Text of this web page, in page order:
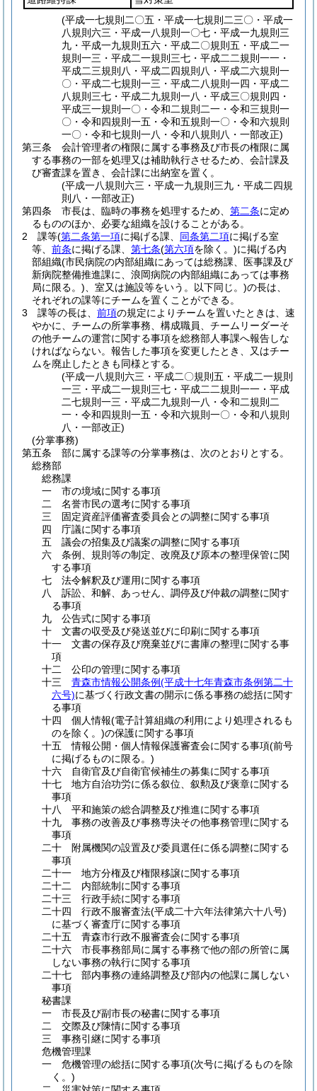
(平成一七規則二〇五・平成一七規則二三〇・平成一
八規則六三・平成一八規則一〇七・平成一九規則三
九・平成一九規則五六・平成二〇規則五・平成二一
規則一三・平成二一規則三七・平成二二規則一一・
平成二三規則八・平成二四規則八・平成二六規則一
〇・平成二七規則一三・平成二八規則一四・平成二
八規則三七・平成二九規則一八・平成三〇規則四・
平成三一規則一〇・令和二規則二一・令和三規則一
〇・令和四規則一五・令和五規則一〇・令和六規則
一〇・令和七規則一八・令和八規則八・一部改正)
第三条
会計管理者の権限に属する事務及び市長の権限に属
する事務の一部を処理又は補助執行させるため、会計課及
び審査課を置き、会計課に出納室を置く。
(平成一八規則六三・平成一九規則三九・平成二四規
則八・一部改正)
第四条
市長は、臨時の事務を処理するため、 第二条に定め
るもののほか、必要な組織を設けることがある。
2
課等(第二条第一項に掲げる課、 同条第二項に掲げる室
等、 前条に掲げる課、 第七条(第六項を除く。)に掲げる内
部組織(市民病院の内部組織にあっては総務課、医事課及び
新病院整備推進課に、浪岡病院の内部組織にあっては事務
局に限る。) 、室又は施設等をいう。以下同じ。)の長は、
それぞれの課等にチームを置くことができる。
3
課等の長は、 前項の規定によりチームを置いたときは、速
やかに、チームの所掌事務、構成職員、チームリーダーそ
の他チームの運営に関する事項を総務部人事課へ報告しな
ければならない。 報告した事項を変更したとき、又はチー
ムを廃止したときも同様とする。
(平成一八規則六三・平成二〇規則五・平成二一規則
一三・平成二一規則三七・平成二二規則一一・平成
二七規則一三・平成二九規則一八・令和二規則二
一・令和四規則一五・令和六規則一〇・令和八規則
八・一部改正)
(分掌事務)
第五条
部に属する課等の分掌事務は、次のとおりとする。
総務部
総務課
一 市の境域に関する事項
二 名誉市民の選考に関する事項
三 固定資産評価審査委員会との調整に関する事項
四 庁議に関する事項
五 議会の招集及び議案の調整に関する事項
六 条例、規則等の制定、改廃及び原本の整理保管に関
する事項
七 法令解釈及び運用に関する事項
八 訴訟、和解、あっせん、調停及び仲裁の調整に関す
る事項
九 公告式に関する事項
十 文書の収受及び発送並びに印刷に関する事項
十一 文書の保存及び廃棄並びに書庫の整理に関する事
項
十二 公印の管理に関する事項
十三 青森市情報公開条例(平成十七年青森市条例第二十
六号)に基づく行政文書の開示に係る事務の総括に関す
る事項
十四 個人情報(電子計算組織の利用により処理されるも
のを除く。)の保護に関する事項
十五 情報公開・個人情報保護審査会に関する事項(前号
に掲げるものに限る。)
十六 自衛官及び自衛官候補生の募集に関する事項
十七 地方自治功労に係る叙位、叙勲及び褒章に関する
事項
十八 平和施策の総合調整及び推進に関する事項
十九 事務の改善及び事務専決その他事務管理に関する
事項
二十 附属機関の設置及び委員選任に係る調整に関する
事項
二十一 地方分権及び権限移譲に関する事項
二十二 内部統制に関する事項
二十三 行政手続に関する事項
二十四 行政不服審査法(平成二十六年法律第六十八号)
に基づく審査庁に関する事項
二十五 青森市行政不服審査会に関する事項
二十六 市長事務部局に属する事務で他の部の所管に属
しない事務の執行に関する事項
二十七 部内事務の連絡調整及び部内の他課に属しない
事項
秘書課
一 市長及び副市長の秘書に関する事項
二 交際及び陳情に関する事項
三 事務引継に関する事項
危機管理課
一 危機管理の総括に関する事項(次号に掲げるものを除
く。)